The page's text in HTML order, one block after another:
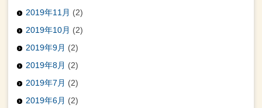
2019年11月 (2)
2019年10月 (2)
2019年9月 (2)
2019年8月 (2)
2019年7月 (2)
2019年6月 (2)